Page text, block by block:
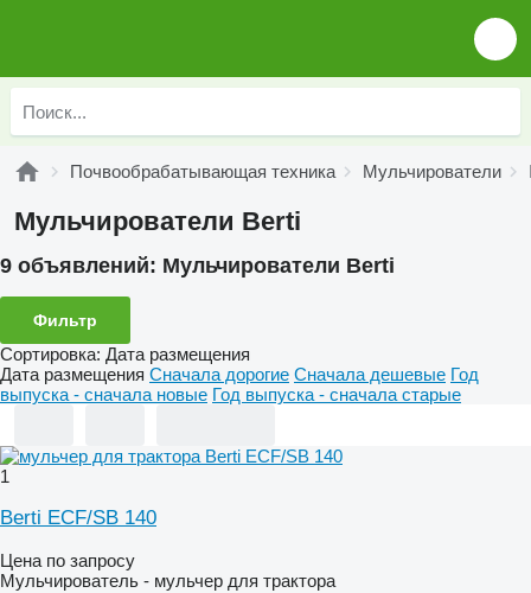
Почвообрабатывающая техника Мульчирователи
Мульчирователи Berti
9 объявлений: Мульчирователи Berti
Фильтр
Сортировка: Дата размещения
Дата размещения Сначала дорогие Сначала дешевые Год
выпуска - сначала новые Год выпуска - сначала старые
1
Berti ECF/SB 140
Цена по запросу
Мульчирователь - мульчер для трактора